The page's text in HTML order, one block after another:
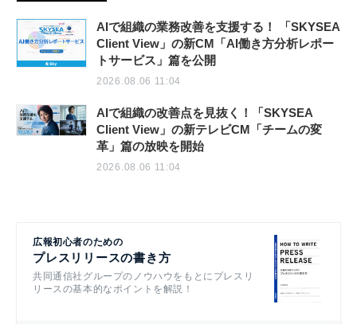
AIで組織の業務改善を支援する！ 「SKYSEA
Client View」の新CM「AI働き方分析レポー
トサービス」篇を公開
2026.08.06 11:04
AIで組織の改善点を見抜く！「SKYSEA
Client View」の新テレビCM「チームの変
革」篇の放映を開始
2026.08.06 11:04
広報初心者のための
プレスリリースの書き方
共同通信社グループのノウハウをもとにプレスリ
リースの基本的なポイントを解説！